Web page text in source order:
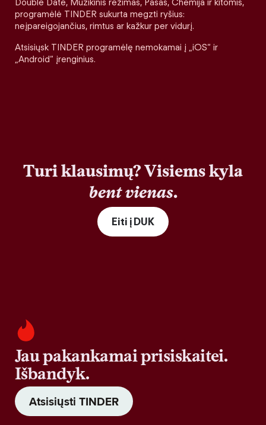
Double Date, Muzikinis režimas, Pasas, Chemija ir kitomis,
programėlė TINDER sukurta megzti ryšius:
neįpareigojančius, rimtus ar kažkur per vidurį.
Atsisiųsk TINDER programėlę nemokamai į „iOS“ ir
„Android“ įrenginius.
Turi klausimų? Visiems kyla
bent vienas.
Eiti į DUK
Jau pakankamai prisiskaitei.
Išbandyk.
Atsisiųsti TINDER